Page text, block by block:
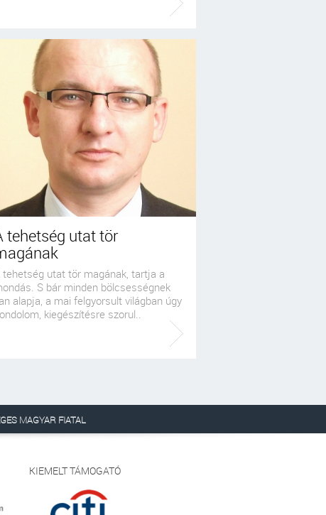
tehetség utat tör
tehetség utat tör magának, tartja a
S bár minden bölcsességnek
alapja, a mai felgyorsult világban úgy
kiegészítésre szorul..
MAGYAR FIATAL
KIEMELT TÁMOGATÓ